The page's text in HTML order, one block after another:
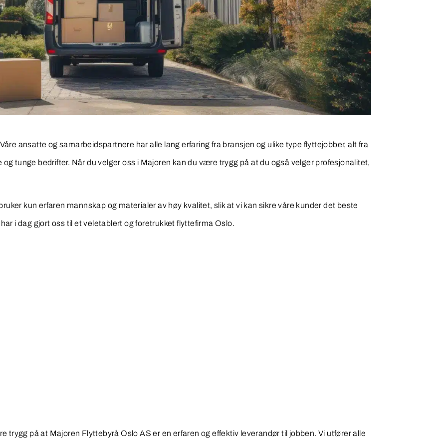
ansatte og samarbeidspartnere har alle lang erfaring fra bransjen og ulike type flyttejobber, alt fra
tunge bedrifter. Når du velger oss i Majoren kan du være trygg på at du også velger profesjonalitet,
kun erfaren mannskap og materialer av høy kvalitet, slik at vi kan sikre våre kunder det beste
i dag gjort oss til et veletablert og foretrukket flyttefirma Oslo.
trygg på at Majoren Flyttebyrå Oslo AS er en erfaren og effektiv leverandør til jobben. Vi utfører alle